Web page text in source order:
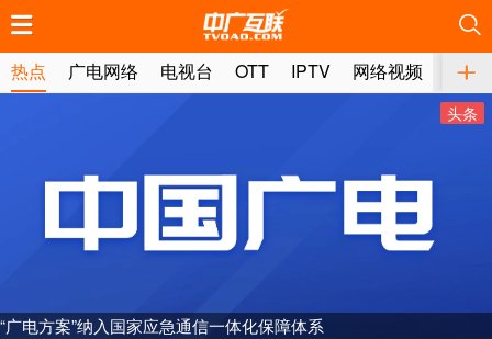
热点 广电网络 电视台 OTT IPTV 网络视频 媒体
头条
储备近400部，“微短剧精品创作传播计划‘五个一批工程’”调度会召开
广电总局对互联网电视自动续费专项治理
中国广电：编制一体化电视技术标准白皮书
一电视频道开播
推荐
推荐
推荐
推荐
推荐
推荐
推荐
推荐
推荐
推荐
推荐
推荐
推荐
推荐
推荐
推荐
推荐
推荐
推荐
推荐